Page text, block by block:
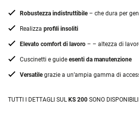
Robustezza indistruttibile– che dura per
Realizza profili insoliti
Elevato comfort di lavoro – – altezza di
Cuscinetti e guide esenti da manutenzione
Versatilegrazie a un’ampia gamma di
TUTTI I DETTAGLI SUL KS 200 SONO DISPONIBILI